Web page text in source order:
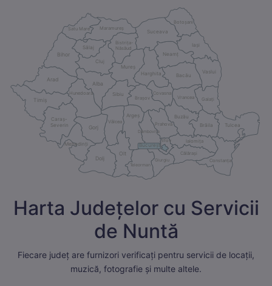
Alba
Arad
Argeș
Bacău
Bihor
Bistrița-
Năsăud
Botoșani
Brașov
Brăila
București
Buzău
Caraș-
Severin
Călărași
Cluj
Constanța
Covasna
Dâmbovița
Dolj
Galați
Giurgiu
Gorj
Harghita
Hunedoara
Ialomița
Iași
Ilfov
Maramureș
Mehedinți
Mureș
Neamț
Olt
Prahova
Satu Mare
Sălaj
Sibiu
Suceava
Teleorman
Timiș
Tulcea
Vaslui
Vâlcea
Vrancea
Harta Județelor cu Servicii
de Nuntă
Fiecare județ are furnizori verificați pentru servicii de locații,
muzică, fotografie și multe altele.